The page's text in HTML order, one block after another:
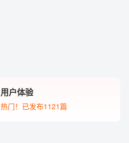
用户体验
热门！已发布1121篇